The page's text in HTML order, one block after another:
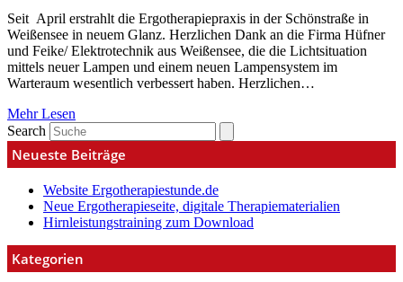
Seit April erstrahlt die Ergotherapiepraxis in der Schönstraße in
Weißensee in neuem Glanz. Herzlichen Dank an die Firma Hüfner
und Feike/ Elektrotechnik aus Weißensee, die die Lichtsituation
mittels neuer Lampen und einem neuen Lampensystem im
Warteraum wesentlich verbessert haben. Herzlichen…
Mehr Lesen
Search
Neueste Beiträge
Website Ergotherapiestunde.de
Neue Ergotherapieseite, digitale Therapiematerialien
Hirnleistungstraining zum Download
Kategorien